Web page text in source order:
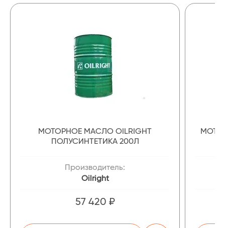
МОТОРНОЕ МАСЛО OILRIGHT
ПОЛУСИНТЕТИКА 200Л
Производитель:
Oilright
57 420 ₽